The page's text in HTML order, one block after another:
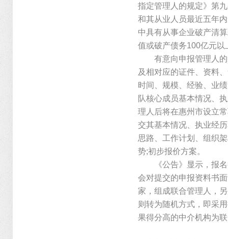
指定管理人的规定》第
和其从业人员最近五年
中具有从事企业破产清
值或破产债务100亿元
有意向申报管理人的
及相对应的证件、资料
时间、规模、经验、业
队核心成员基本情况、
理人后将在惠州市设立
交其基本情况、执业经
思路、工作计划、组织
势;初步报价方案。
《公告》显示，报名
会对提交的申报资料书
家，组成联合管理人，
则转为随机方式，即采
果得分高的中介机构为